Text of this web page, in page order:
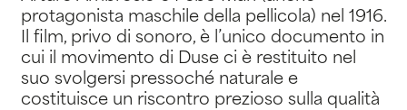
protagonista maschile della pellicola) nel 1916.
Il film, privo di sonoro, è l’unico documento in
cui il movimento di Duse ci è restituito nel
suo svolgersi pressoché naturale e
costituisce un riscontro prezioso sulla qualità